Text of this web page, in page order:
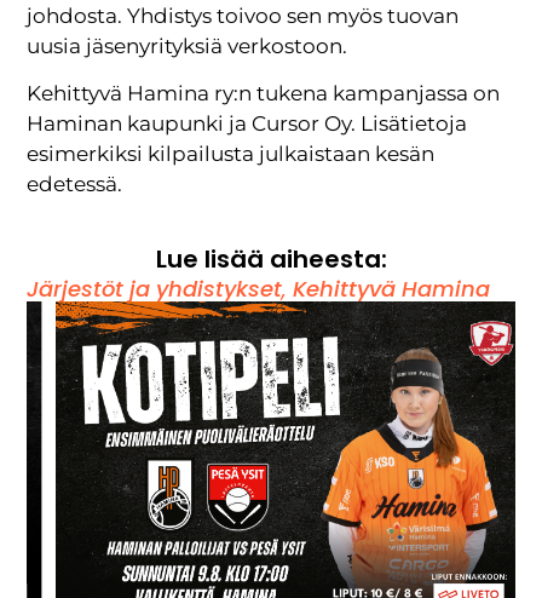
johdosta. Yhdistys toivoo sen myös tuovan
uusia jäsenyrityksiä verkostoon.
Kehittyvä Hamina ry:n tukena kampanjassa on
Haminan kaupunki ja Cursor Oy. Lisätietoja
esimerkiksi kilpailusta julkaistaan kesän
edetessä.
Lue lisää aiheesta:
Järjestöt ja yhdistykset,Kehittyvä Hamina